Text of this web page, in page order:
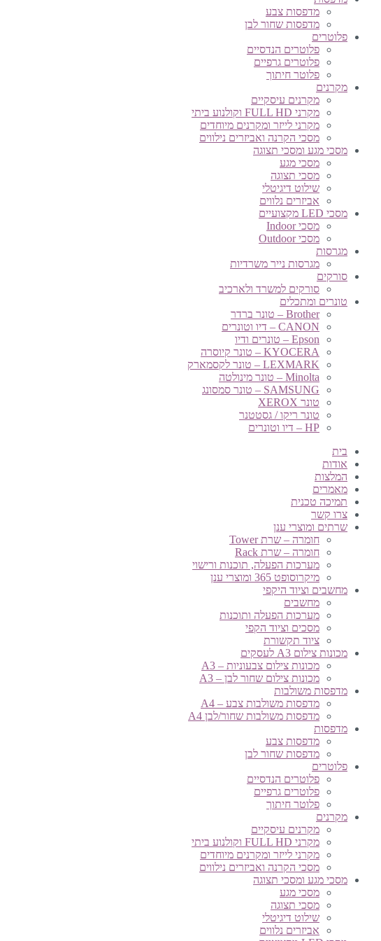
מדפסות צבע
מדפסות שחור לבן
פלוטרים
פלוטרים הנדסיים
פלוטרים גרפיים
פלוטר חיתוך
מקרנים
מקרנים עיסקיים
מקרני FULL HD וקולנוע ביתי
מקרני לייזר ומקרנים מיוחדים
מסכי הקרנה ואביזרים נילווים
מסכי מגע ומסכי תצוגה
מסכי מגע
מסכי תצוגה
שילוט דיגיטלי
אביזרים נלווים
מסכי LED מקצועיים
מסכי Indoor
מסכי Outdoor
מגרסות
מגרסות נייר משרדיות
סורקים
סורקים למשרד ולארכיב
טונרים ומתכלים
Brother – טונר ברדר
CANON – דיו וטונרים
Epson – טונרים ודיו
KYOCERA – טונר קיוסרה
LEXMARK – טונר לקסמארק
Minolta – טונר מינולטה
SAMSUNG – טונר סמסונג
טונר XEROX
טונר ריקו / גסטטנר
HP – דיו וטונרים
בית
אודות
המלצות
מאמרים
תמיכה טכנית
צרו קשר
שרתים ומוצרי ענן
חומרה – שרת Tower
חומרה – שרת Rack
מערכות הפעלה, תוכנות ורישוי
מיקרוסופט 365 ומוצרי ענן
מחשבים וציוד היקפי
מחשבים
מערכות הפעלה ותוכנות
מסכים וציוד הקפי
ציוד תקשורת
מכונות צילום A3 לעסקים
מכונות צילום צבעוניות – A3
מכונות צילום שחור לבן – A3
מדפסות משולבות
מדפסות משולבות צבע – A4
מדפסות משולבות שחור/לבן A4
מדפסות
מדפסות צבע
מדפסות שחור לבן
פלוטרים
פלוטרים הנדסיים
פלוטרים גרפיים
פלוטר חיתוך
מקרנים
מקרנים עיסקיים
מקרני FULL HD וקולנוע ביתי
מקרני לייזר ומקרנים מיוחדים
מסכי הקרנה ואביזרים נילווים
מסכי מגע ומסכי תצוגה
מסכי מגע
מסכי תצוגה
שילוט דיגיטלי
אביזרים נלווים